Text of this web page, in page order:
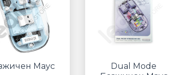
Маус
Dual Mode